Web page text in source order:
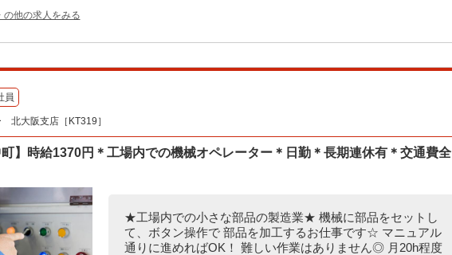
の他の求人をみる
員
北大阪支店［KT319］
町】時給1370円＊工場内での機械オペレーター＊日勤＊長期連休有＊交通費全
★工場内での小さな部品の製造業★ 機械に部品をセットし
て、ボタン操作で 部品を加工するお仕事です☆ マニュアル
通りに進めればOK！ 難しい作業はありません◎ 月20h程度